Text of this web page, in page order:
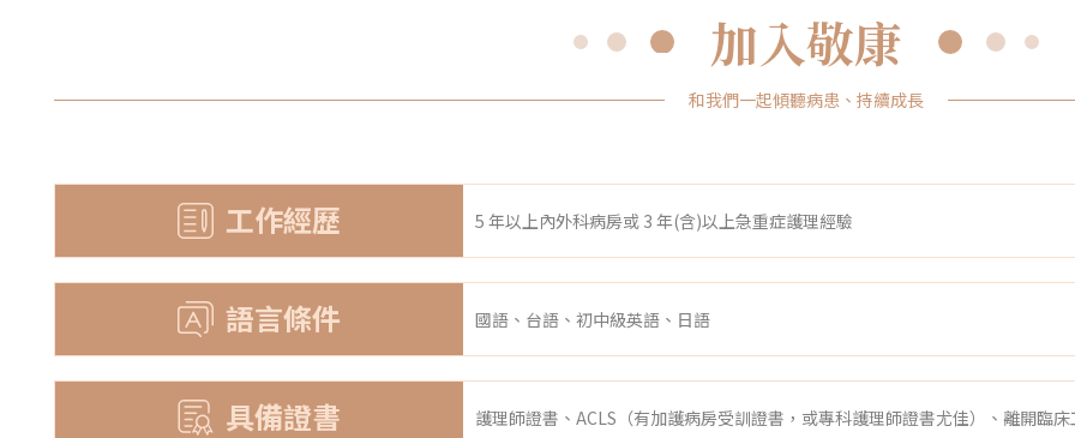
加入敬康
和我們一起傾聽病患、持續成長
工作經歷 5 年以上內外科病房或 3 年(含)以上急重症護理經驗
語言條件 國語、台語、初中級英語、日語
具備證書 護理師證書、ACLS（有加護病房受訓證書，或專科護理師證書尤佳）、離開臨床